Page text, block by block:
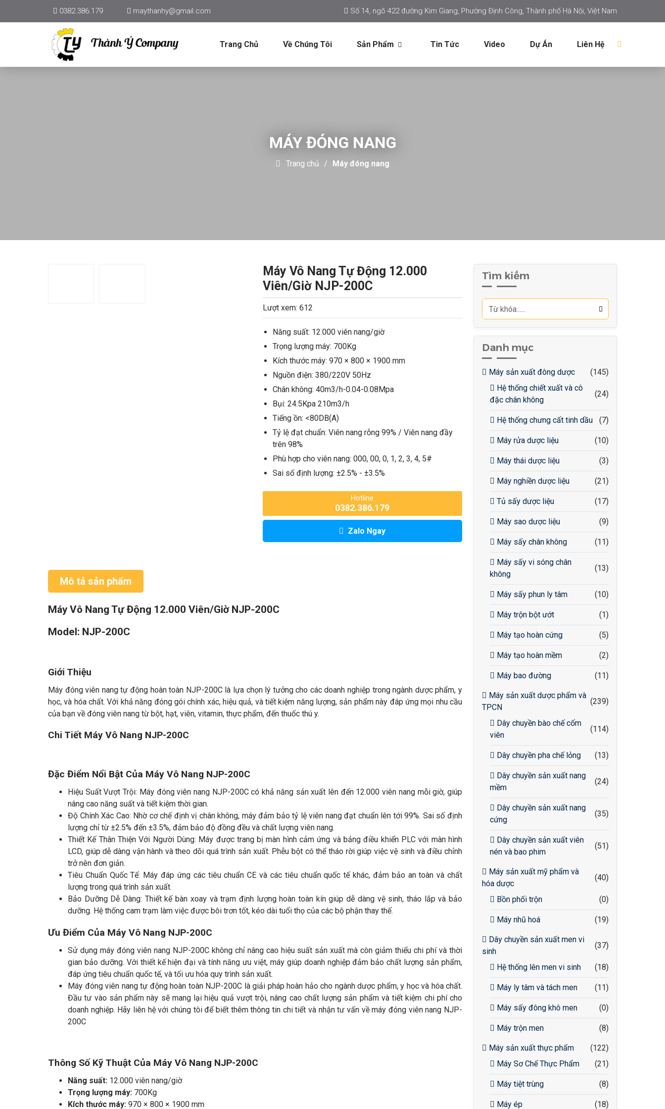
0382.386.179 maythanhy@gmail.com Số 14, ngõ 422 đường Kim Giang, Phường Định Công, Thành phố Hà Nội, Việt Nam
Trang Chủ Về Chúng Tôi Sản Phẩm Tin Tức Video Dự Án Liên Hệ
MÁY ĐÓNG NANG
Trang chủ Máy đóng nang
Máy Vô Nang Tự Động 12.000
Viên/Giờ NJP-200C
Lượt xem: 612
Năng suất: 12.000 viên nang/giờ
Trọng lượng máy: 700Kg
Kích thước máy: 970 × 800 × 1900 mm
Nguồn điện: 380/220V 50Hz
Chân không: 40m3/h-0.04-0.08Mpa
Bụi: 24.5Kpa 210m3/h
Tiếng ồn: <80DB(A)
Tỷ lệ đạt chuẩn: Viên nang rỗng 99% / Viên nang đầy
trên 98%
Phù hợp cho viên nang: 000, 00, 0, 1, 2, 3, 4, 5#
Sai số định lượng: ±2.5% - ±3.5%
Hotline
0382.386.179
Zalo Ngay
Mô tả sản phẩm
Máy Vô Nang Tự Động 12.000 Viên/Giờ NJP-200C
Model: NJP-200C
Giới Thiệu
Máy đóng viên nang tự động hoàn toàn NJP-200C là lựa chọn lý tưởng cho các doanh nghiệp trong ngành dược phẩm, y
học, và hóa chất. Với khả năng đóng gói chính xác, hiệu quả, và tiết kiệm năng lượng, sản phẩm này đáp ứng mọi nhu cầu
của bạn về đóng viên nang từ bột, hạt, viên, vitamin, thực phẩm, đến thuốc thú y.
Chi Tiết Máy Vô Nang NJP-200C
Đặc Điểm Nổi Bật Của Máy Vô Nang NJP-200C
Hiệu Suất Vượt Trội: Máy đóng viên nang NJP-200C có khả năng sản xuất lên đến 12.000 viên nang mỗi giờ, giúp
nâng cao năng suất và tiết kiệm thời gian.
Độ Chính Xác Cao: Nhờ cơ chế định vị chân không, máy đảm bảo tỷ lệ viên nang đạt chuẩn lên tới 99%. Sai số định
lượng chỉ từ ±2.5% đến ±3.5%, đảm bảo độ đồng đều và chất lượng viên nang.
Thiết Kế Thân Thiện Với Người Dùng: Máy được trang bị màn hình cảm ứng và bảng điều khiển PLC với màn hình
LCD, giúp dễ dàng vận hành và theo dõi quá trình sản xuất. Phễu bột có thể tháo rời giúp việc vệ sinh và điều chỉnh
trở nên đơn giản.
Tiêu Chuẩn Quốc Tế: Máy đáp ứng các tiêu chuẩn CE và các tiêu chuẩn quốc tế khác, đảm bảo an toàn và chất
lượng trong quá trình sản xuất.
Bảo Dưỡng Dễ Dàng: Thiết kế bàn xoay và trạm định lượng hoàn toàn kín giúp dễ dàng vệ sinh, tháo lắp và bảo
dưỡng. Hệ thống cam trạm làm việc được bôi trơn tốt, kéo dài tuổi thọ của các bộ phận thay thế.
Ưu Điểm Của Máy Vô Nang NJP-200C
Sử dụng máy đóng viên nang NJP-200C không chỉ nâng cao hiệu suất sản xuất mà còn giảm thiểu chi phí và thời
gian bảo dưỡng. Với thiết kế hiện đại và tính năng ưu việt, máy giúp doanh nghiệp đảm bảo chất lượng sản phẩm,
đáp ứng tiêu chuẩn quốc tế, và tối ưu hóa quy trình sản xuất.
Máy đóng viên nang tự động hoàn toàn NJP-200C là giải pháp hoàn hảo cho ngành dược phẩm, y học và hóa chất.
Đầu tư vào sản phẩm này sẽ mang lại hiệu quả vượt trội, nâng cao chất lượng sản phẩm và tiết kiệm chi phí cho
doanh nghiệp. Hãy liên hệ với chúng tôi để biết thêm thông tin chi tiết và nhận tư vấn về máy đóng viên nang NJP-
200C
Thông Số Kỹ Thuật Của Máy Vô Nang NJP-200C
Năng suất: 12.000 viên nang/giờ
Trọng lượng máy: 700Kg
Kích thước máy: 970 × 800 × 1900 mm
Tìm kiếm
Danh mục
Máy sản xuất đông dược
(145)
Hệ thống chiết xuất và cô
đặc chân không
(24)
Hệ thống chưng cất tinh dầu (7)
Máy rửa dược liệu (10)
Máy thái dược liệu (3)
Máy nghiền dược liệu (21)
Tủ sấy dược liệu (17)
Máy sao dược liệu (9)
Máy sấy chân không (11)
Máy sấy vi sóng chân
không
(13)
Máy sấy phun ly tâm (10)
Máy trộn bột ướt (1)
Máy tạo hoàn cứng (5)
Máy tạo hoàn mềm (2)
Máy bao đường (11)
Máy sản xuất dược phẩm và
TPCN
(239)
Dây chuyền bào chế cốm
viên
(114)
Dây chuyền pha chế lỏng (13)
Dây chuyền sản xuất nang
mềm
(24)
Dây chuyền sản xuất nang
cứng
(35)
Dây chuyền sản xuất viên
nén và bao phim
(51)
Máy sản xuất mỹ phẩm và
hóa dược
(40)
Bồn phối trộn (0)
Máy nhũ hoá (19)
Dây chuyền sản xuất men vi
sinh
(37)
Hệ thống lên men vi sinh (18)
Máy ly tâm và tách men (11)
Máy sấy đông khô men (0)
Máy trộn men (8)
Máy sản xuất thực phẩm
(122)
Máy Sơ Chế Thực Phẩm
(21)
Máy tiệt trùng (8)
Máy ép (18)